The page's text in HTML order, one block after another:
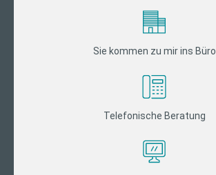
Sie kommen zu mir ins Büro
Telefonische Beratung